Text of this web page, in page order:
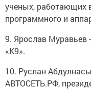
ученых, работающих
программного и
9. Ярослав Муравьев
«К9».
10. Руслан
АВТОСЕТЬ.РФ,